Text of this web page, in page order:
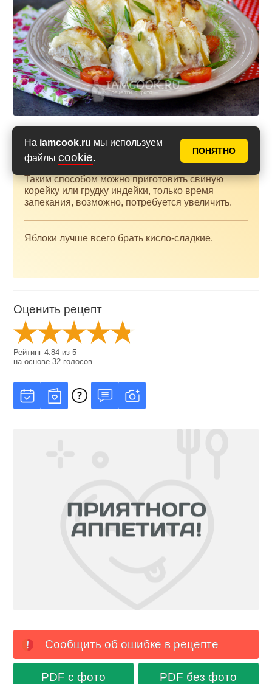
На iamcook.ru мы используем
файлы cookie.
ПОНЯТНО
Дополнения к рецепту
Таким способом можно приготовить свиную
корейку или грудку индейки, только время
запекания, возможно, потребуется увеличить.
Яблоки лучше всего брать кисло-сладкие.
Оценить рецепт
Рейтинг4.84 из5
на основе32 голосов
Сообщить об ошибке в рецепте
PDF с фото PDF без фото